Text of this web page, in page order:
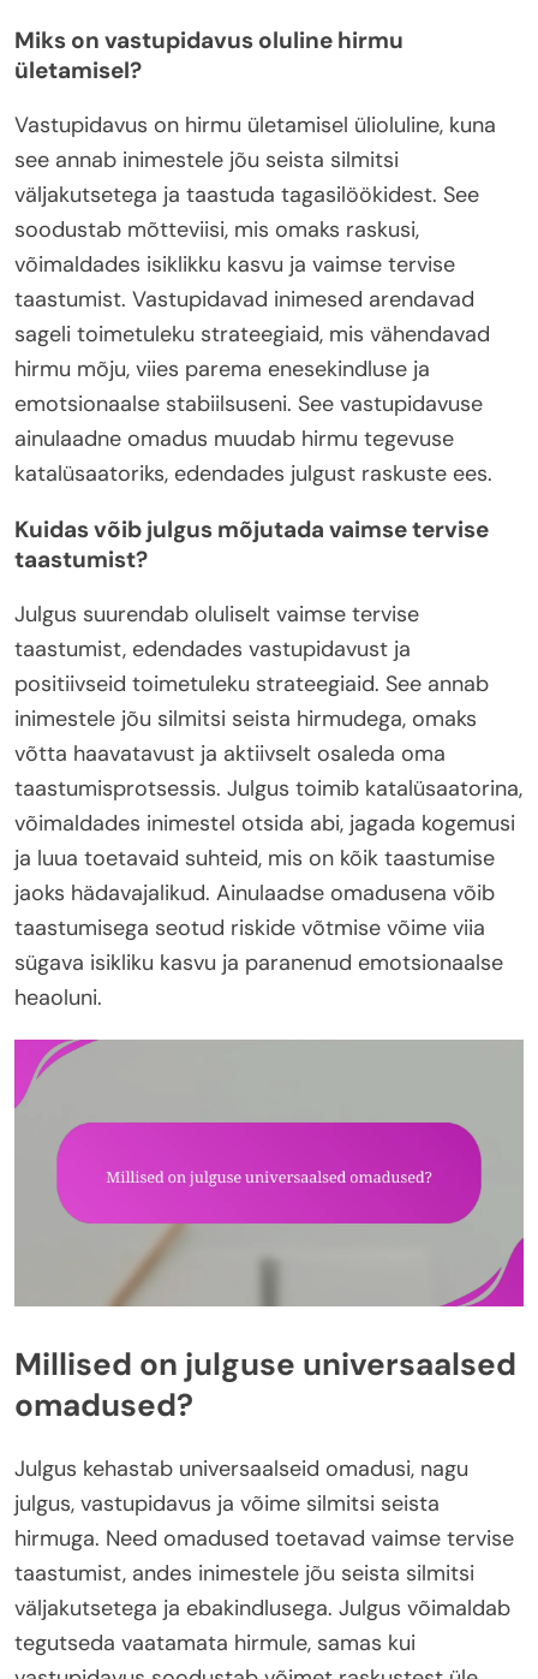
Miks on vastupidavus oluline hirmu
ületamisel?
Vastupidavus on hirmu ületamisel ülioluline, kuna
see annab inimestele jõu seista silmitsi
väljakutsetega ja taastuda tagasilöökidest. See
soodustab mõtteviisi, mis omaks raskusi,
võimaldades isiklikku kasvu ja vaimse tervise
taastumist. Vastupidavad inimesed arendavad
sageli toimetuleku strateegiaid, mis vähendavad
hirmu mõju, viies parema enesekindluse ja
emotsionaalse stabiilsuseni. See vastupidavuse
ainulaadne omadus muudab hirmu tegevuse
katalüsaatoriks, edendades julgust raskuste ees.
Kuidas võib julgus mõjutada vaimse tervise
taastumist?
Julgus suurendab oluliselt vaimse tervise
taastumist, edendades vastupidavust ja
positiivseid toimetuleku strateegiaid. See annab
inimestele jõu silmitsi seista hirmudega, omaks
võtta haavatavust ja aktiivselt osaleda oma
taastumisprotsessis. Julgus toimib katalüsaatorina,
võimaldades inimestel otsida abi, jagada kogemusi
ja luua toetavaid suhteid, mis on kõik taastumise
jaoks hädavajalikud. Ainulaadse omadusena võib
taastumisega seotud riskide võtmise võime viia
sügava isikliku kasvu ja paranenud emotsionaalse
heaoluni.
Millised on julguse universaalsed
omadused?
Julgus kehastab universaalseid omadusi, nagu
julgus, vastupidavus ja võime silmitsi seista
hirmuga. Need omadused toetavad vaimse tervise
taastumist, andes inimestele jõu seista silmitsi
väljakutsetega ja ebakindlusega. Julgus võimaldab
tegutseda vaatamata hirmule, samas kui